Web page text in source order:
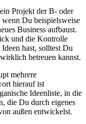
Projekt der B- oder
Du beispielsweise
Business aufbaust.
und die Kontrolle
hast, solltest Du
betreuen kannst.
mehrere
hierauf ist
Ideenliste, in die
die Du durch eigenes
außen entwickelst.